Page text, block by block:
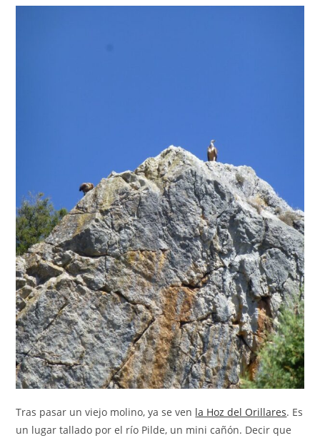
Tras pasar un viejo molino, ya se ven la Hoz del Orillares. Es
un lugar tallado por el río Pilde, un mini cañón. Decir que